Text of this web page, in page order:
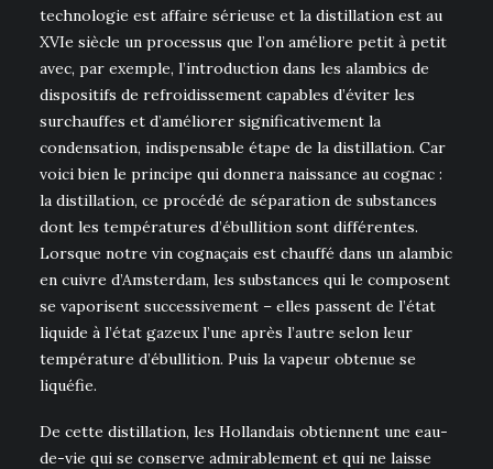
technologie est affaire sérieuse et la distillation est au
XVIe siècle un processus que l’on améliore petit à petit
avec, par exemple, l’introduction dans les alambics de
dispositifs de refroidissement capables d’éviter les
surchauffes et d’améliorer significativement la
condensation, indispensable étape de la distillation. Car
voici bien le principe qui donnera naissance au cognac :
la distillation, ce procédé de séparation de substances
dont les températures d’ébullition sont différentes.
Lorsque notre vin cognaçais est chauffé dans un alambic
en cuivre d’Amsterdam, les substances qui le composent
se vaporisent successivement – elles passent de l’état
liquide à l’état gazeux l’une après l’autre selon leur
température d’ébullition. Puis la vapeur obtenue se
liquéfie.
De cette distillation, les Hollandais obtiennent une eau-
de-vie qui se conserve admirablement et qui ne laisse